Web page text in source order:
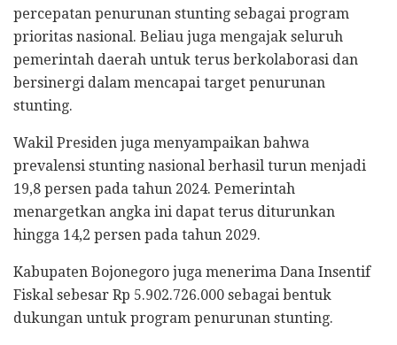
percepatan penurunan stunting sebagai program
prioritas nasional. Beliau juga mengajak seluruh
pemerintah daerah untuk terus berkolaborasi dan
bersinergi dalam mencapai target penurunan
stunting.
Wakil Presiden juga menyampaikan bahwa
prevalensi stunting nasional berhasil turun menjadi
19,8 persen pada tahun 2024. Pemerintah
menargetkan angka ini dapat terus diturunkan
hingga 14,2 persen pada tahun 2029.
Kabupaten Bojonegoro juga menerima Dana Insentif
Fiskal sebesar Rp 5.902.726.000 sebagai bentuk
dukungan untuk program penurunan stunting.